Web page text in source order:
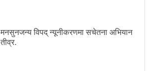
मनसुनजन्य विपद् न्यूनीकरणमा सचेतना अभियान
तीव्र.